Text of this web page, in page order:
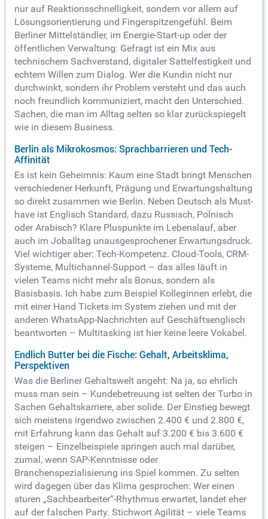
nur auf Reaktionsschnelligkeit, sondern vor allem auf
Lösungsorientierung und Fingerspitzengefühl. Beim
Berliner Mittelständler, im Energie-Start-up oder der
öffentlichen Verwaltung: Gefragt ist ein Mix aus
technischem Sachverstand, digitaler Sattelfestigkeit und
echtem Willen zum Dialog. Wer die Kundin nicht nur
durchwinkt, sondern ihr Problem versteht und das auch
noch freundlich kommuniziert, macht den Unterschied.
Sachen, die man im Alltag selten so klar zurückspiegelt
wie in diesem Business.
Berlin als Mikrokosmos: Sprachbarrieren und Tech-
Affinität
Es ist kein Geheimnis: Kaum eine Stadt bringt Menschen
verschiedener Herkunft, Prägung und Erwartungshaltung
so direkt zusammen wie Berlin. Neben Deutsch als Must-
have ist Englisch Standard, dazu Russisch, Polnisch
oder Arabisch? Klare Pluspunkte im Lebenslauf, aber
auch im Joballtag unausgesprochener Erwartungsdruck.
Viel wichtiger aber: Tech-Kompetenz. Cloud-Tools, CRM-
Systeme, Multichannel-Support – das alles läuft in
vielen Teams nicht mehr als Bonus, sondern als
Basisbasis. Ich habe zum Beispiel Kolleginnen erlebt, die
mit einer Hand Tickets im System ziehen und mit der
anderen WhatsApp-Nachrichten auf Geschäftsenglisch
beantworten – Multitasking ist hier keine leere Vokabel.
Endlich Butter bei die Fische: Gehalt, Arbeitsklima,
Perspektiven
Was die Berliner Gehaltswelt angeht: Na ja, so ehrlich
muss man sein – Kundebetreuung ist selten der Turbo in
Sachen Gehaltskarriere, aber solide. Der Einstieg bewegt
sich meistens irgendwo zwischen 2.400 € und 2.800 €,
mit Erfahrung kann das Gehalt auf 3.200 € bis 3.600 €
steigen – Einzelbeispiele springen auch mal darüber,
zumal, wenn SAP-Kenntnisse oder
Branchenspezialisierung ins Spiel kommen. Zu selten
wird dagegen über das Klima gesprochen: Wer einen
sturen „Sachbearbeiter“-Rhythmus erwartet, landet eher
auf der falschen Party. Stichwort Agilität – viele Teams